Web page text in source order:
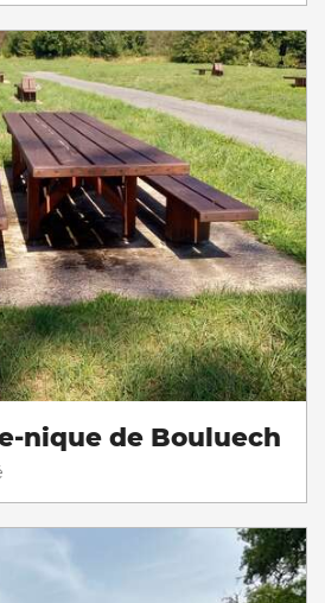
nique de Bouluech